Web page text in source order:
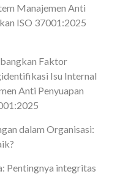
Manajemen Anti
ISO 37001:2025
Faktor
Isu Internal
Anti Penyuapan
dalam Organisasi:
Pentingnya integritas